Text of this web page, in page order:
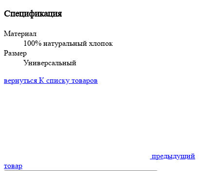
Спецификация
Материал
100% натуральный хлопок
Размер
Универсальный
вернуться К списку товаров
предыдущий
товар